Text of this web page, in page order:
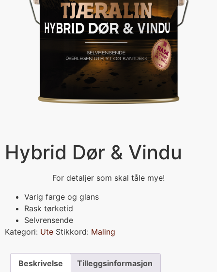
Hybrid Dør & Vindu
For detaljer som skal tåle mye!
Varig farge og glans
Rask tørketid
Selvrensende
Kategori: Ute Stikkord: Maling
Beskrivelse Tilleggsinformasjon